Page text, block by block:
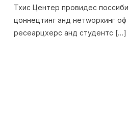
Тхис Центер провидес
цоннецтинг анд нетwоркинг оф
ресеарцхерс анд студентс […]